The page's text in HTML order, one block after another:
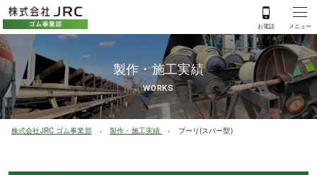
製作・施工実績
WORKS
株式会社JRC ゴム事業部 製作・施工実績 プーリ(スパー型)